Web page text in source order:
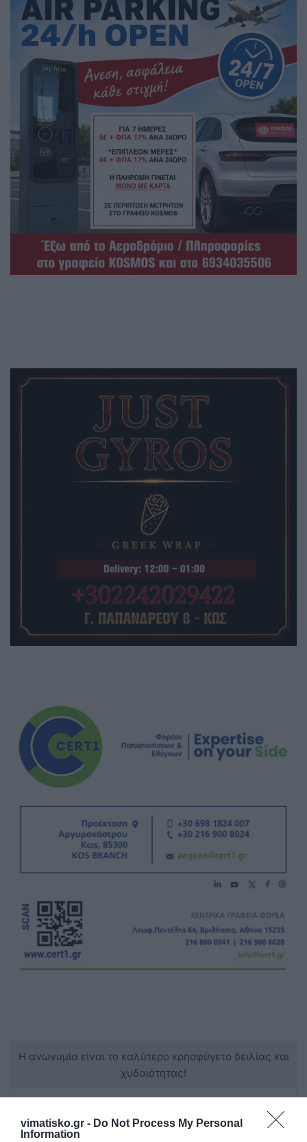
vimatisko.gr - Do Not Process My Personal
Information
Η ανωνυμία είναι το καλύτερο κρησφύγετο δειλίας και
χυδαιότητας!
Σχόλια 2